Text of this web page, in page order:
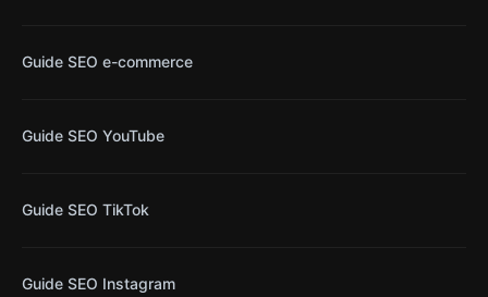
Guide SEO e-commerce
Guide SEO YouTube
Guide SEO TikTok
Guide SEO Instagram